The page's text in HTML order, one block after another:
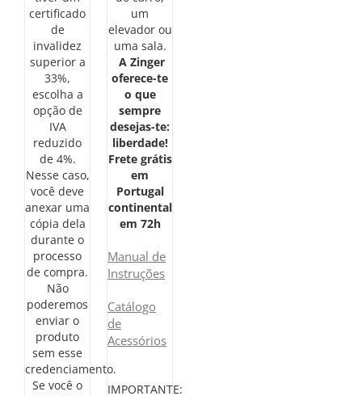
certificado
de
invalidez
superior a
33%,
escolha a
opção de
IVA
reduzido
de 4%.
Nesse caso,
você deve
anexar uma
cópia dela
durante o
processo
de compra.
Não
poderemos
enviar o
produto
sem esse
credenciamento.
Se você o
um
elevador ou
uma sala.
A Zinger
oferece-te
o que
sempre
desejas-te:
liberdade!
Frete grátis
em
Portugal
continental
em 72h
Manual de
Instruções
Catálogo
de
Acessórios
IMPORTANTE: